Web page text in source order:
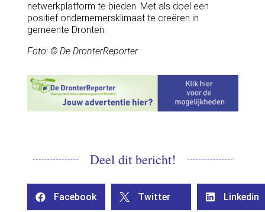
netwerkplatform te bieden. Met als doel een
positief ondernemersklimaat te creëren in
gemeente Dronten.
Foto: © De DronterReporter
Deel dit bericht!
 Facebook  Twitter  Linkedin